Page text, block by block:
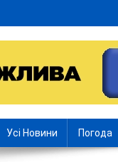
Усі Новини Погода